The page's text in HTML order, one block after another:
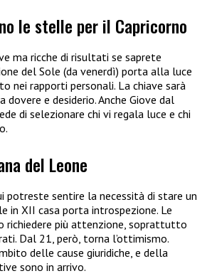
le stelle per il Capricorno
ma ricche di risultati se saprete
del Sole (da venerdì) porta alla luce
nei rapporti personali. La chiave sarà
e desiderio. Anche Giove dal
di selezionare chi vi regala luce e chi
del Leone
potreste sentire la necessità di stare un
in XII casa porta introspezione. Le
richiedere più attenzione, soprattutto
Dal 21, però, torna l’ottimismo.
delle cause giuridiche, e della
sono in arrivo.